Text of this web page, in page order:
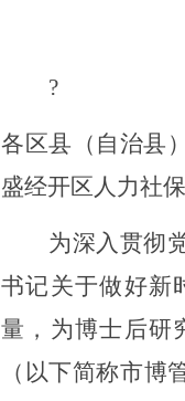
?
各区县（自治县
盛经开区人力社
为深入贯彻
书记关于做好新
量，为博士后研
（以下简称市博